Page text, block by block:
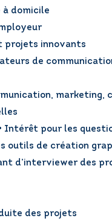
à domicile
projets innovants
de
Intérêt pour les
outils de création
d’interviewer des
des projets